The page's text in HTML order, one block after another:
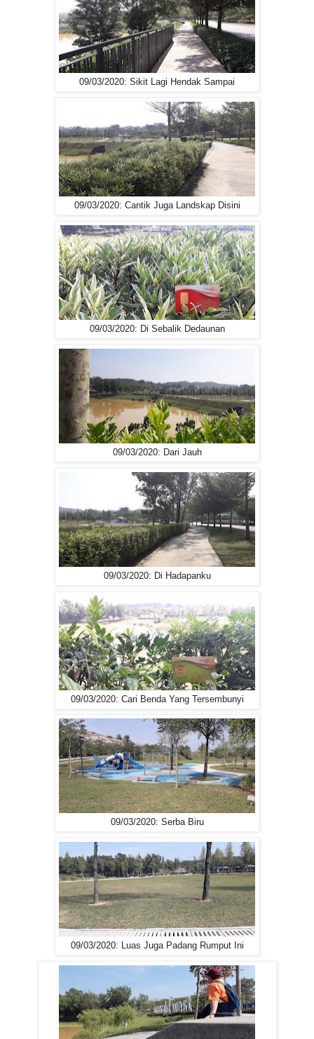
09/03/2020: Sikit Lagi Hendak Sampai
09/03/2020: Cantik Juga Landskap Disini
09/03/2020: Di Sebalik Dedaunan
09/03/2020: Dari Jauh
09/03/2020: Di Hadapanku
09/03/2020: Cari Benda Yang Tersembunyi
09/03/2020: Serba Biru
09/03/2020: Luas Juga Padang Rumput Ini